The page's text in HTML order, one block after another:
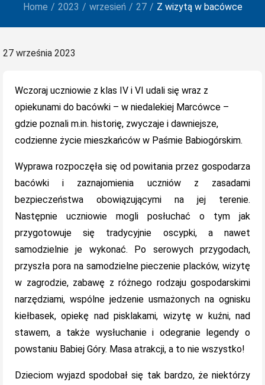
Home 2023 wrzesień 27 Z wizytą w bacówce
Posted
27 września 2023
Wczoraj uczniowie z klas IV i VI udali się wraz z
opiekunami do bacówki – w niedalekiej Marcówce –
gdzie poznali m.in. historię, zwyczaje i dawniejsze,
codzienne życie mieszkańców w Paśmie Babiogórskim.
Wyprawa rozpoczęła się od powitania przez gospodarza
bacówki i zaznajomienia uczniów z zasadami
bezpieczeństwa obowiązującymi na jej terenie.
Następnie uczniowie mogli posłuchać o tym jak
przygotowuje się tradycyjnie oscypki, a nawet
samodzielnie je wykonać. Po serowych przygodach,
przyszła pora na samodzielne pieczenie placków, wizytę
w zagrodzie, zabawę z różnego rodzaju gospodarskimi
narzędziami, wspólne jedzenie usmażonych na ognisku
kiełbasek, opiekę nad pisklakami, wizytę w kuźni, nad
stawem, a także wysłuchanie i odegranie legendy o
powstaniu Babiej Góry. Masa atrakcji, a to nie wszystko!
Dzieciom wyjazd spodobał się tak bardzo, że niektórzy